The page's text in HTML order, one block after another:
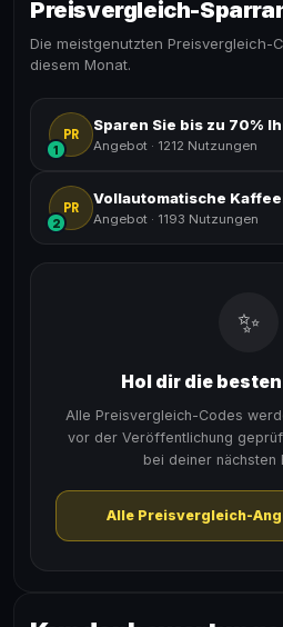
Preisvergleich-
Die meistgenutzten Preisvergleich-
diesem Monat.
PR
1
Sparen Sie bis zu 70%
Angebot · 1212 Nutzungen
PR
2
Vollautomatische
Angebot · 1193 Nutzungen
✨
Hol dir die
Alle Preisvergleich-Codes
vor der Veröffentlichung
bei deiner nächsten
Alle Preisvergleich-